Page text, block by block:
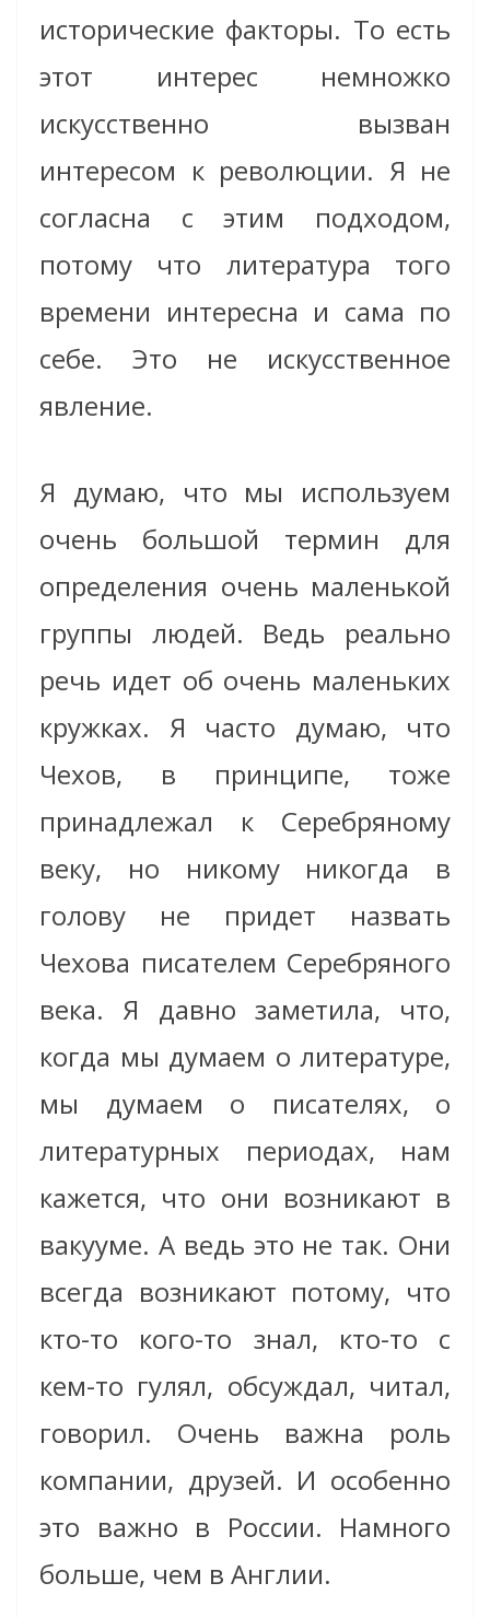
исторические факторы. То есть
этот интерес немножко
искусственно вызван
интересом к революции. Я не
согласна с этим подходом,
потому что литература того
времени интересна и сама по
себе. Это не искусственное
явление.
Я думаю, что мы используем
очень большой термин для
определения очень маленькой
группы людей. Ведь реально
речь идет об очень маленьких
кружках. Я часто думаю, что
Чехов, в принципе, тоже
принадлежал к Серебряному
веку, но никому никогда в
голову не придет назвать
Чехова писателем Серебряного
века. Я давно заметила, что,
когда мы думаем о литературе,
мы думаем о писателях, о
литературных периодах, нам
кажется, что они возникают в
вакууме. А ведь это не так. Они
всегда возникают потому, что
кто-то кого-то знал, кто-то с
кем-то гулял, обсуждал, читал,
говорил. Очень важна роль
компании, друзей. И особенно
это важно в России. Намного
больше, чем в Англии.